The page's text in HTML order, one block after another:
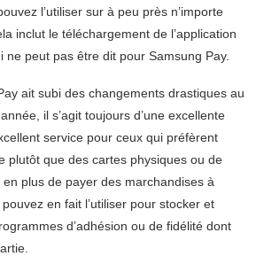
l’utiliser sur à peu près n’importe
inclut le téléchargement de l’application
ne peut pas être dit pour Samsung Pay.
ait subi des changements drastiques au
il s’agit toujours d’une excellente
service pour ceux qui préfèrent
plutôt que des cartes physiques ou de
en plus de payer des marchandises à
pouvez en fait l’utiliser pour stocker et
d’adhésion ou de fidélité dont